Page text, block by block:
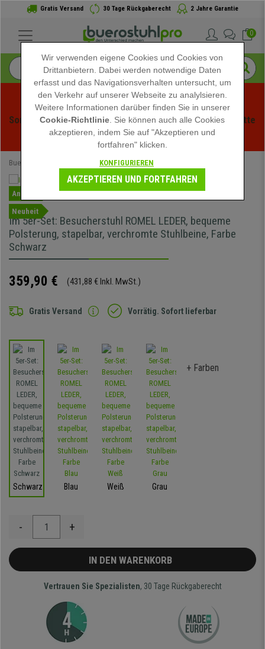
Gratis Versand 30 Tage Rückgaberecht 2 Jahre Garantie
0
Sommerschlussverauf bei buerstuhlpro! Exklusive Rabatte
für kurze Zeit - Aktion ansehen -
Buerostuhlpro Konferenzstühle
Angebot
Neuheit
Im 5er-Set: Besucherstuhl ROMEL LEDER, bequeme
Polsterung, stapelbar, verchromte Stuhlbeine, Farbe
Schwarz
359,90 € (431,88 € Inkl. MwSt.)
Gratis Versand Vorrätig. Sofort lieferbar
Schwarz Blau Weiß Grau
+ Farben
- +
IN DEN WARENKORB
Vertrauen Sie Spezialisten, 30 Tage Rückgaberecht
Wir verwenden eigene Cookies und Cookies von
Drittanbietern. Dabei werden notwendige Daten
erfasst und das Navigationsverhalten untersucht, um
den Verkehr auf unserer Webseite zu analylsieren.
Weitere Informationen darüber finden Sie in unserer
Cookie-Richtlinie . Sie können auch alle Cookies
akzeptieren, indem Sie auf "Akzeptieren und
fortfahren" klicken.
KONFIGURIEREN
AKZEPTIEREN UND FORTFAHREN